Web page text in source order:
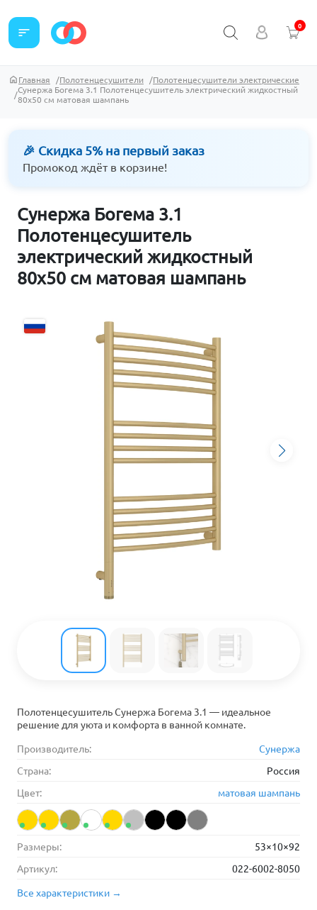
sort 0
Главная Полотенцесушители
Полотенцесушители электрические
Сунержа Богема 3.1 Полотенцесушитель электрический жидкостный
80х50 см матовая шампань
🎉 Скидка 5% на первый заказ
Промокод ждёт в корзине!
Сунержа Богема 3.1
Полотенцесушитель
электрический жидкостный
80х50 см матовая шампань
Полотенцесушитель Сунержа Богема 3.1 — идеальное
решение для уюта и комфорта в ванной комнате.
Производитель:
Сунержа
Страна:
Россия
Цвет:
матовая шампань
Размеры:
53×10×92
Артикул:
022-6002-8050
Все характеристики →